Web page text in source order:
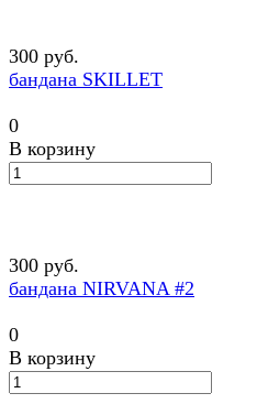
300 руб.
бандана SKILLET
0
В корзину
300 руб.
бандана NIRVANA #2
0
В корзину